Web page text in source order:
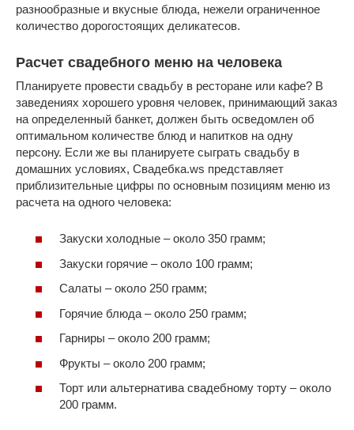
разнообразные и вкусные блюда, нежели ограниченное
количество дорогостоящих деликатесов.
Расчет свадебного меню на человека
Планируете провести свадьбу в ресторане или кафе? В
заведениях хорошего уровня человек, принимающий заказ
на определенный банкет, должен быть осведомлен об
оптимальном количестве блюд и напитков на одну
персону. Если же вы планируете сыграть свадьбу в
домашних условиях, Свадебка.ws представляет
приблизительные цифры по основным позициям меню из
расчета на одного человека:
Закуски холодные – около 350 грамм;
Закуски горячие – около 100 грамм;
Салаты – около 250 грамм;
Горячие блюда – около 250 грамм;
Гарниры – около 200 грамм;
Фрукты – около 200 грамм;
Торт или альтернатива свадебному торту – около
200 грамм.